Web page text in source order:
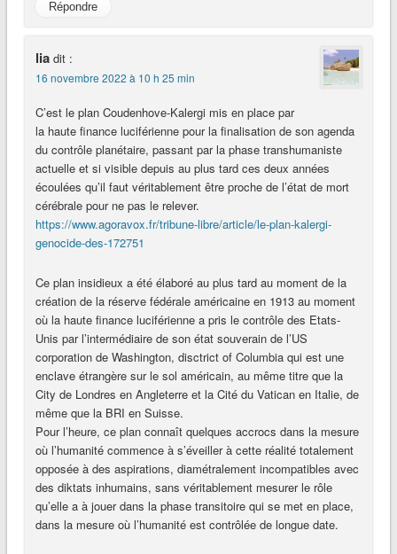
Répondre
lia dit :
16 novembre 2022 à 10 h 25 min
C’est le plan Coudenhove-Kalergi mis en place par
la haute finance luciférienne pour la finalisation de son agenda
du contrôle planétaire, passant par la phase transhumaniste
actuelle et si visible depuis au plus tard ces deux années
écoulées qu’il faut véritablement être proche de l’état de mort
cérébrale pour ne pas le relever.
https://www.agoravox.fr/tribune-libre/article/le-plan-kalergi-
genocide-des-172751
Ce plan insidieux a été élaboré au plus tard au moment de la
création de la réserve fédérale américaine en 1913 au moment
où la haute finance luciférienne a pris le contrôle des Etats-
Unis par l’intermédiaire de son état souverain de l’US
corporation de Washington, disctrict of Columbia qui est une
enclave étrangère sur le sol américain, au même titre que la
City de Londres en Angleterre et la Cité du Vatican en Italie, de
même que la BRI en Suisse.
Pour l’heure, ce plan connaît quelques accrocs dans la mesure
où l’humanité commence à s’éveiller à cette réalité totalement
opposée à des aspirations, diamétralement incompatibles avec
des diktats inhumains, sans véritablement mesurer le rôle
qu’elle a à jouer dans la phase transitoire qui se met en place,
dans la mesure où l’humanité est contrôlée de longue date.